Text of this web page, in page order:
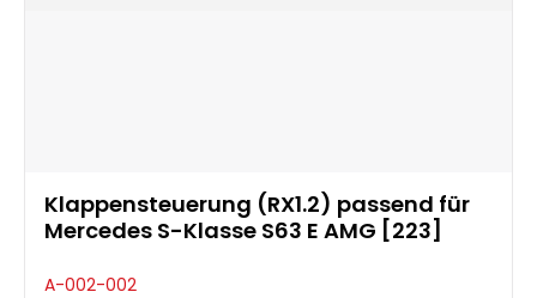
Klappensteuerung (RX1.2) passend für
Mercedes S-Klasse S63 E AMG [223]
A-002-002